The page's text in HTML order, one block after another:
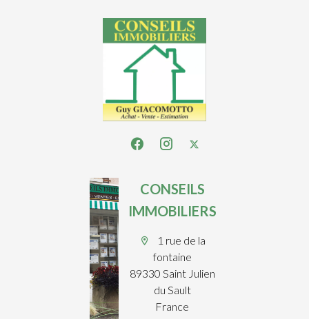
CONSEILS
IMMOBILIERS
1 rue de la
fontaine
89330 Saint Julien
du Sault
France